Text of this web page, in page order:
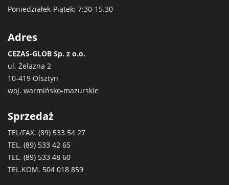
Poniedziałek-Piątek: 7:30-15.30
Adres
CEZAS-GLOB Sp. z o.o.
ul. Żelazna 2
10-419 Olsztyn
woj. warmińsko-mazurskie
Sprzedaż
TEL/FAX. (89) 533 54 27
TEL. (89) 533 42 65
TEL. (89) 533 48 60
TEL.KOM. 504 018 859